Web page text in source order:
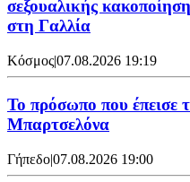
σεξουαλικής
στη Γαλλία
Κόσμος|07.08.2026 19:19
Το πρόσωπο που έπεισε
Μπαρτσελόνα
Γήπεδο|07.08.2026 19:00